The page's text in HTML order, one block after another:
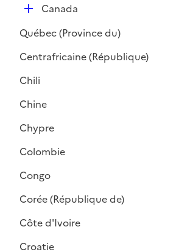
D
p
l
e
Canada
Québec (Province du)
Centrafricaine (République)
Chili
Chine
Chypre
Colombie
Congo
Corée (République de)
Côte d'Ivoire
Croatie